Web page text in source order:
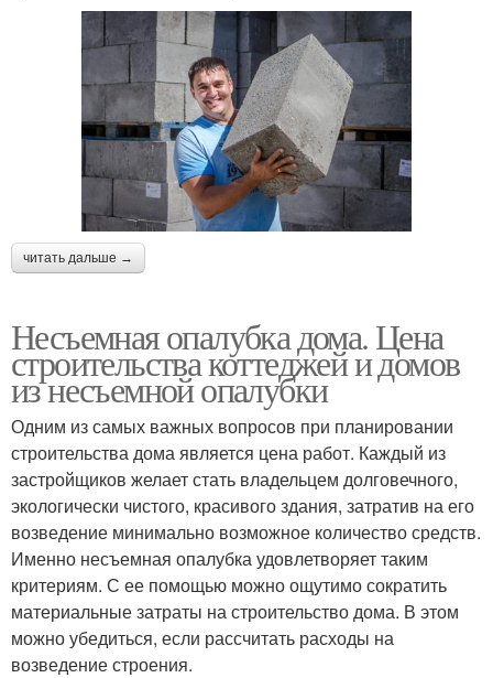
читать дальше →
Несъемная опалубка дома. Цена
строительства коттеджей и домов
из несъемной опалубки
Одним из самых важных вопросов при планировании
строительства дома является цена работ. Каждый из
застройщиков желает стать владельцем долговечного,
экологически чистого, красивого здания, затратив на его
возведение минимально возможное количество средств.
Именно несъемная опалубка удовлетворяет таким
критериям. С ее помощью можно ощутимо сократить
материальные затраты на строительство дома. В этом
можно убедиться, если рассчитать расходы на
возведение строения.